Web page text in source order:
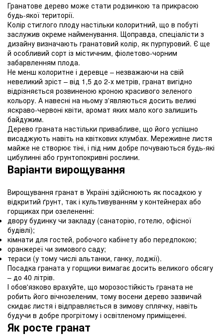
Гранатове дерево може стати родзинкою та прикрасою
будь-якої території.
Колір стиглого плоду настільки колоритний, що в побуті
заслужив окреме найменування. Щоправда, спеціалісти з
дизайну визначають гранатовий колір, як пурпуровий. Є ще
й особливий сорт із містичним, фіолетово-чорним
забарвленням плода.
Не менш колоритне і деревце – незважаючи на свій
невеликий зріст – від 1,5 до 2-х метрів, гранат вигідно
відрізняється розвиненою кроною красивого зеленого
кольору. А навесні на ньому з'являються досить великі
яскраво-червоні квіти, аромат яких мало кого залишить
байдужим.
Дерево граната настільки привабливе, що його успішно
висаджують навіть на квіткових клумбах. Мереживне листя
майже не створює тіні, і під ним добре почуваються будь-які
цибулинні або грунтопокривні рослини.
Варіанти вирощування
Вирощування гранат в Україні здійснюють як посадкою у
відкритий ґрунт, так і культивуванням у контейнерах або
горщиках при озелененні:
двору будинку чи закладу (санаторію, готелю, офісної
будівлі);
кімнати для гостей, робочого кабінету або передпокою;
оранжереї чи зимового саду;
тераси (у тому числі альтанки, ганку, лоджії).
Посадка граната у горщики вимагає досить великого обсягу
– до 40 літрів.
І обов'язково врахуйте, що морозостійкість граната не
робить його вічнозеленим, тому восени дерево зазвичай
скидає листя і відправляється в зимову сплячку, навіть
будучи в добре прогрітому і освітленому приміщенні.
Як росте гранат